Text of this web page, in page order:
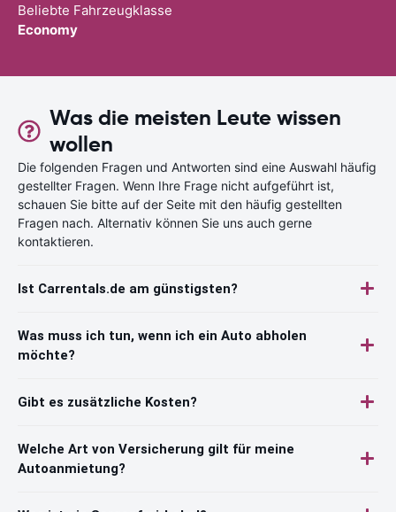
Beliebte Fahrzeugklasse
Economy
Was die meisten Leute wissen
wollen
Die folgenden Fragen und Antworten sind eine Auswahl häufig
gestellter Fragen. Wenn Ihre Frage nicht aufgeführt ist,
schauen Sie bitte auf der Seite mit den häufig gestellten
Fragen nach. Alternativ können Sie uns auch gerne
kontaktieren.
Ist Carrentals.de am günstigsten?
Was muss ich tun, wenn ich ein Auto abholen
möchte?
Gibt es zusätzliche Kosten?
Welche Art von Versicherung gilt für meine
Autoanmietung?